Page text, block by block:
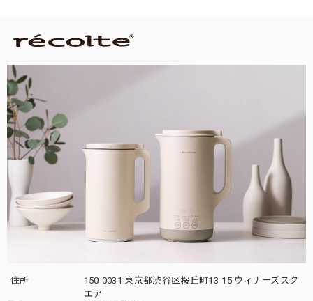
住所
150-0031 東京都渋谷区桜丘町13-15 ウィナーズスク
エア